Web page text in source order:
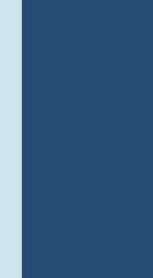
「来館者属